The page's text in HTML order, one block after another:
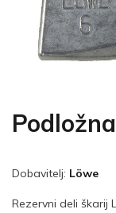
Dobavitelj: Löwe
Rezervni deli škarij